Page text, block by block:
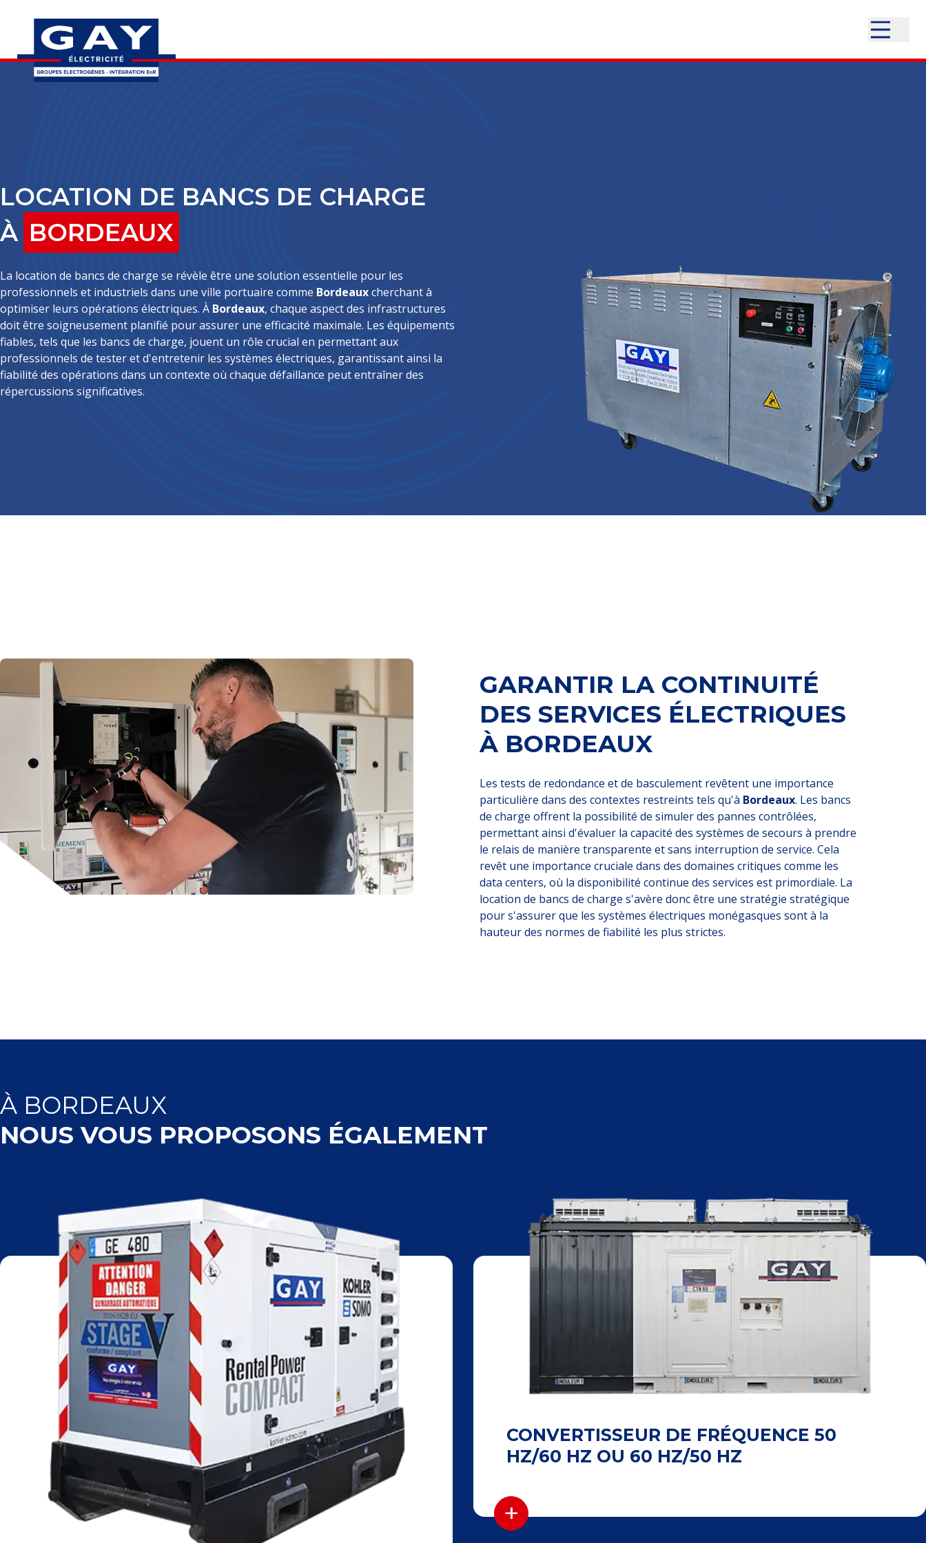
LOCATION DE BANCS DE CHARGE
À BORDEAUX
La location de bancs de charge se révèle être une solution essentielle pour les
professionnels et industriels dans une ville portuaire comme Bordeauxcherchant à
optimiser leurs opérations électriques. À Bordeaux, chaque aspect des infrastructures
doit être soigneusement planifié pour assurer une efficacité maximale. Les équipements
fiables, tels que les bancs de charge, jouent un rôle crucial en permettant aux
professionnels de tester et d'entretenir les systèmes électriques, garantissant ainsi la
fiabilité des opérations dans un contexte où chaque défaillance peut entraîner des
répercussions significatives.
GARANTIR LA CONTINUITÉ
DES SERVICES ÉLECTRIQUES
À BORDEAUX
Les tests de redondance et de basculement revêtent une importance
particulière dans des contextes restreints tels qu'à Bordeaux. Les bancs
de charge offrent la possibilité de simuler des pannes contrôlées,
permettant ainsi d'évaluer la capacité des systèmes de secours à prendre
le relais de manière transparente et sans interruption de service. Cela
revêt une importance cruciale dans des domaines critiques comme les
data centers, où la disponibilité continue des services est primordiale. La
location de bancs de charge s'avère donc être une stratégie stratégique
pour s'assurer que les systèmes électriques monégasques sont à la
hauteur des normes de fiabilité les plus strictes.
À BORDEAUX
NOUS VOUS PROPOSONS ÉGALEMENT
CONVERTISSEUR DE FRÉQUENCE 50
HZ/60 HZ OU 60 HZ/50 HZ
+